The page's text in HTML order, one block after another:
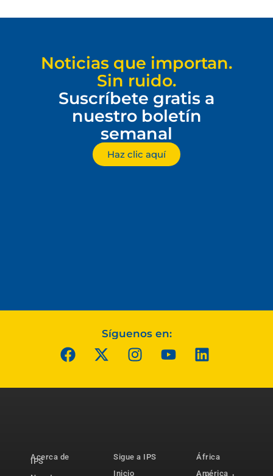
Noticias que importan.
Sin ruido.
Suscríbete gratis a
nuestro boletín
semanal
Haz clic aquí
Síguenos en:
Acerca de
IPS
Sigue a IPS
Inicio
África
América